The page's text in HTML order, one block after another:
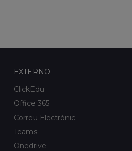
EXTERNO
ClickEdu
Office 365
Correu Electrònic
Teams
Onedrive